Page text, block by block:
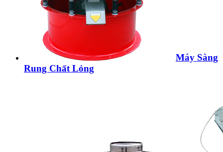
Máy Sàng
Rung Chất Lỏng